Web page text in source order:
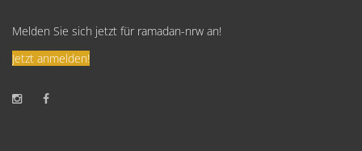
Melden Sie sich jetzt für ramadan-nrw an!
Jetzt anmelden!